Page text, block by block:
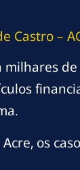
Castro –
os